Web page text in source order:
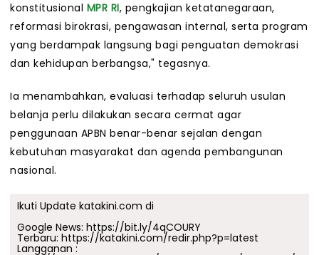
konstitusional MPR RI, pengkajian ketatanegaraan,
reformasi birokrasi, pengawasan internal, serta program
yang berdampak langsung bagi penguatan demokrasi
dan kehidupan berbangsa," tegasnya.
Ia menambahkan, evaluasi terhadap seluruh usulan
belanja perlu dilakukan secara cermat agar
penggunaan APBN benar-benar sejalan dengan
kebutuhan masyarakat dan agenda pembangunan
nasional.
Ikuti Update katakini.com di
Google News: https://bit.ly/4qCOURY
Terbaru: https://katakini.com/redir.php?p=latest
Langganan :